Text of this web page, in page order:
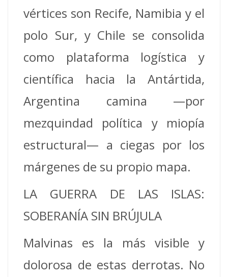
vértices son Recife, Namibia y el
polo Sur, y Chile se consolida
como plataforma logística y
científica hacia la Antártida,
Argentina camina —por
mezquindad política y miopía
estructural— a ciegas por los
márgenes de su propio mapa.
LA GUERRA DE LAS ISLAS:
SOBERANÍA SIN BRÚJULA
Malvinas es la más visible y
dolorosa de estas derrotas. No